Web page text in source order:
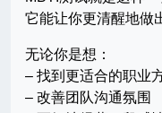
它能让你更清醒地做
无论你是想：
– 找到更适合的职业
– 改善团队沟通氛围